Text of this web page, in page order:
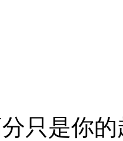
只是你的